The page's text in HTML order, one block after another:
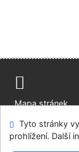
Mapa stránek
Modul
Tyto stránky
prohlížení. Další